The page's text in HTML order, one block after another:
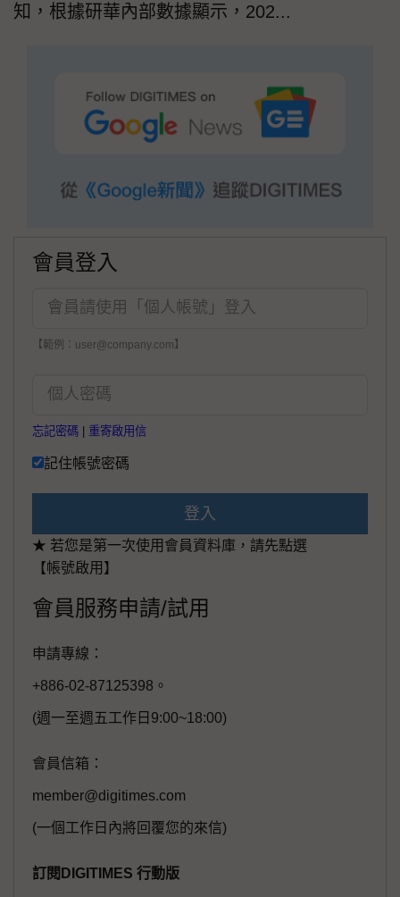
知，根據研華內部數據顯示，202...
會員登入
【範例：user@company.com】
忘記密碼 重寄啟用信
記住帳號密碼
登入
★ 若您是第一次使用會員資料庫，請先點選
【帳號啟用】
會員服務申請/試用
申請專線：
+886-02-87125398。
(週一至週五工作日9:00~18:00)
會員信箱：
member@digitimes.com
(一個工作日內將回覆您的來信)
訂閱DIGITIMES 行動版